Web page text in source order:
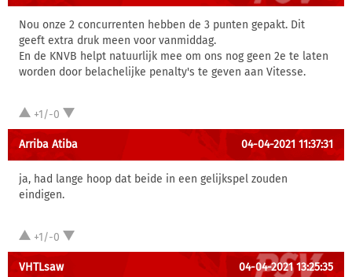
Nou onze 2 concurrenten hebben de 3 punten gepakt. Dit
geeft extra druk meen voor vanmiddag.
En de KNVB helpt natuurlijk mee om ons nog geen 2e te laten
worden door belachelijke penalty's te geven aan Vitesse.
+1/-0
Arriba Atiba 04-04-2021 11:37:31
ja, had lange hoop dat beide in een gelijkspel zouden
eindigen.
+1/-0
VHTLsaw 04-04-2021 13:25:35